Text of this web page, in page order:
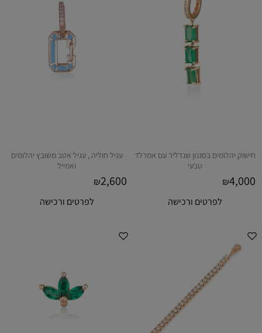
חישוק יהלומים בסגנון שנדליר עם אמרלד
טבעי
₪4,000
לפרטים ורכישה
עגיל חוליה , עגיל אטב משובץ יהלומים
ואמייל
₪2,600
לפרטים ורכישה